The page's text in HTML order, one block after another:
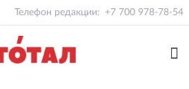
Телефон редакции: +7 700 978-78-54